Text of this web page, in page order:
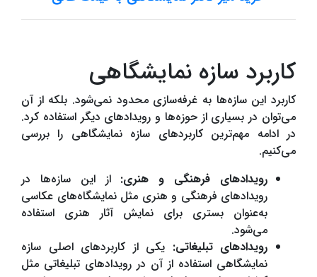
کاربرد سازه نمایشگاهی
کاربرد این سازه‌ها به غرفه‌سازی محدود نمی‌شود. بلکه از آن
می‌توان در بسیاری از حوزه‌ها و رویدادهای دیگر استفاده کرد.
در ادامه مهم‌ترین کاربردهای سازه نمایشگاهی را بررسی
می‌کنیم.
رویدادهای فرهنگی و هنری: از این سازه‌ها در
رویدادهای فرهنگی و هنری مثل نمایشگاه‌های عکاسی
به‌عنوان بستری برای نمایش آثار هنری استفاده
می‌شود.
رویدادهای تبلیغاتی: یکی از کاربردهای اصلی سازه
نمایشگاهی استفاده از آن در رویدادهای تبلیغاتی مثل